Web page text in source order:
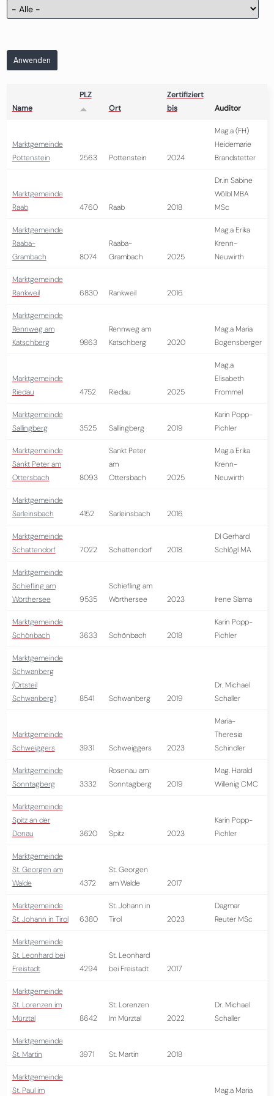
Anwenden
Name
PLZ
Ort
Zertifiziert
bis
Auditor
Marktgemeinde
Pottenstein
2563 Pottenstein 2024
Mag.a (FH)
Heidemarie
Brandstetter
Marktgemeinde
Raab
4760 Raab 2018
Dr.in Sabine
Wölbl MBA
MSc
Marktgemeinde
Raaba-
Grambach
8074
Raaba-
Grambach
2025
Mag.a Erika
Krenn-
Neuwirth
Marktgemeinde
Rankweil
6830 Rankweil 2016
Marktgemeinde
Rennweg am
Katschberg
9863
Rennweg am
Katschberg
2020
Mag.a Maria
Bogensberger
Marktgemeinde
Riedau
4752 Riedau 2025
Mag.a
Elisabeth
Frommel
Marktgemeinde
Sallingberg
3525 Sallingberg 2019
Karin Popp-
Pichler
Marktgemeinde
Sankt Peter am
Ottersbach
8093
Sankt Peter
am
Ottersbach
2025
Mag.a Erika
Krenn-
Neuwirth
Marktgemeinde
Sarleinsbach
4152 Sarleinsbach 2016
Marktgemeinde
Schattendorf
7022 Schattendorf 2018
DI Gerhard
Schlögl MA
Marktgemeinde
Schiefling am
Wörthersee
9535
Schiefling am
Wörthersee
2023 Irene Slama
Marktgemeinde
Schönbach
3633 Schönbach 2018
Karin Popp-
Pichler
Marktgemeinde
Schwanberg
(Ortsteil
Schwanberg)
8541 Schwanberg 2019
Dr. Michael
Schaller
Marktgemeinde
Schweiggers
3931 Schweiggers 2023
Maria-
Theresia
Schindler
Marktgemeinde
Sonntagberg
3332
Rosenau am
Sonntagberg
2019
Mag. Harald
Willenig CMC
Marktgemeinde
Spitz an der
Donau
3620 Spitz 2023
Karin Popp-
Pichler
Marktgemeinde
St. Georgen am
Walde
4372
St. Georgen
am Walde
2017
Marktgemeinde
St. Johann in Tirol
6380
St. Johann in
Tirol
2023
Dagmar
Reuter MSc
Marktgemeinde
St. Leonhard bei
Freistadt
4294
St. Leonhard
bei Freistadt
2017
Marktgemeinde
St. Lorenzen im
Mürztal
8642
St. Lorenzen
Im Mürztal
2022
Dr. Michael
Schaller
Marktgemeinde
St. Martin
3971 St. Martin 2018
Marktgemeinde
St. Paul im
Mag.a Maria